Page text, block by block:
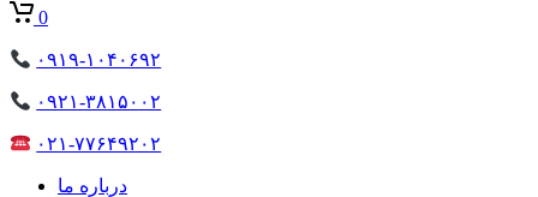
0
۰۹۱۹-۱۰۴۰۶۹۲
۰۹۲۱-۳۸۱۵۰۰۲
۰۲۱-۷۷۶۴۹۲۰۲
درباره ما